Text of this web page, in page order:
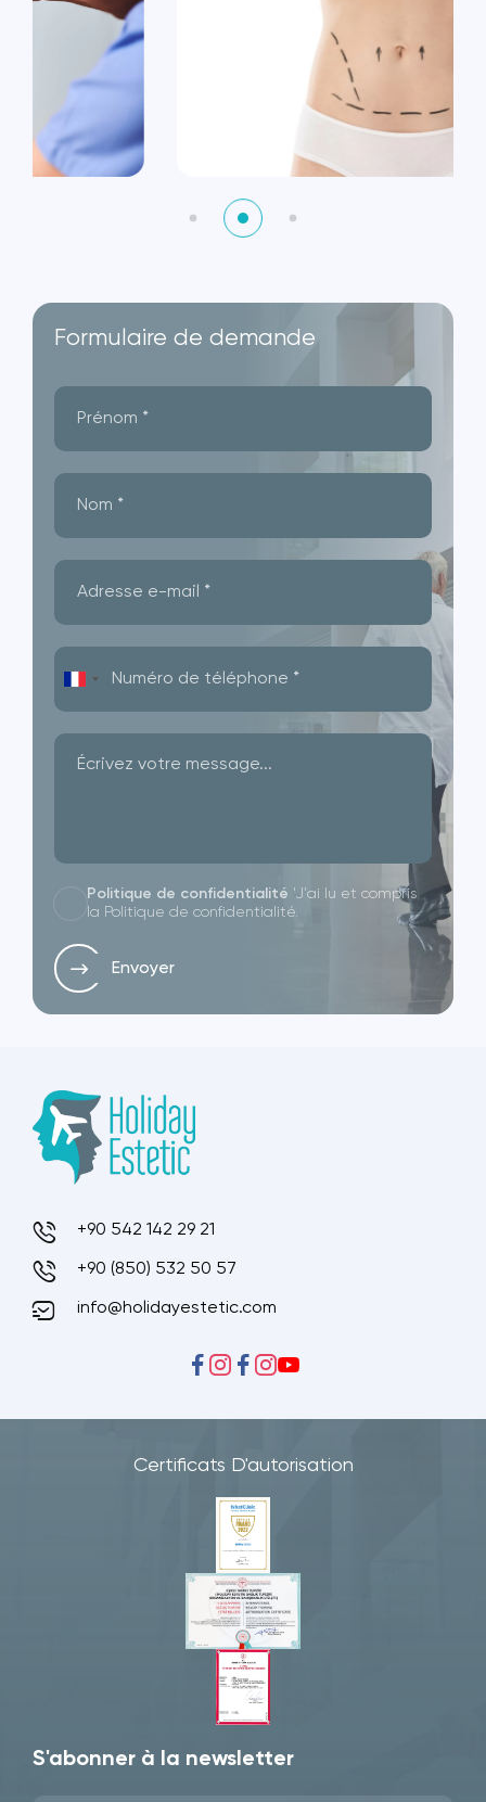
Formulaire de demande
Politique de confidentialité 'J'ai lu et compris
la Politique de confidentialité.
Envoyer
+90 542 142 29 21
+90 (850) 532 50 57
info@holidayestetic.com
Certificats D'autorisation
S'abonner à la newsletter